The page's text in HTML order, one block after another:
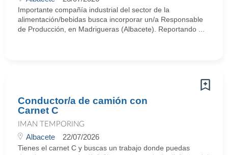
Importante compañía industrial del sector de la
alimentación/bebidas busca incorporar un/a Responsable
de Producción, en Madrigueras (Albacete). Reportando ...
Conductor/a de camión con
Carnet C
IMAN TEMPORING
Albacete 22/07/2026
Tienes el carnet C y buscas un trabajo donde puedas